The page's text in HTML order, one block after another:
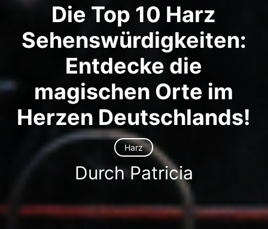
Die Top 10 Harz
Sehenswürdigkeiten:
Entdecke die
magischen Orte im
Herzen Deutschlands!
Harz
Durch Patricia